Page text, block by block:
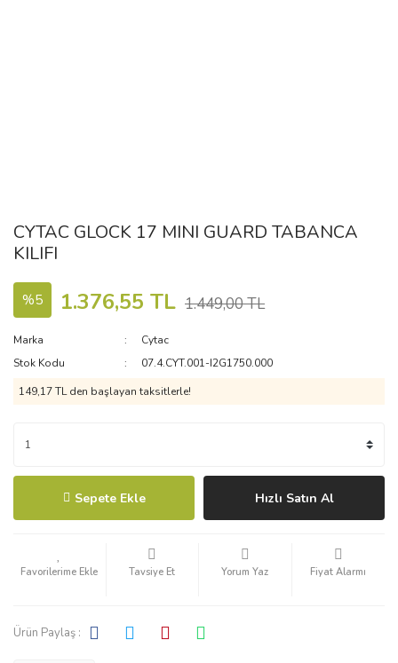
CYTAC GLOCK 17 MINI GUARD TABANCA
KILIFI
%5 1.376,55 TL 1.449,00 TL
Marka
Cytac
Stok Kodu
07.4.CYT.001-I2G1750.000
149,17 TL den başlayan taksitlerle!
Sepete Ekle Hızlı Satın Al
Tavsiye Et Yorum Yaz Fiyat Alarmı
Ürün Paylaş :